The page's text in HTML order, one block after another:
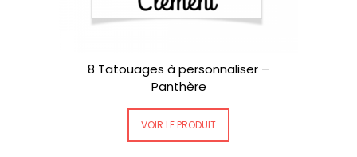
8 Tatouages à personnaliser –
Panthère
VOIR LE PRODUIT